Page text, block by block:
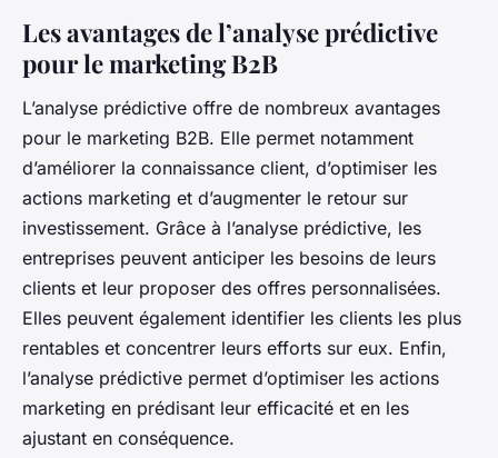
Les avantages de l’analyse prédictive
pour le marketing B2B
L’analyse prédictive offre de nombreux avantages
pour le marketing B2B. Elle permet notamment
d’améliorer la connaissance client, d’optimiser les
actions marketing et d’augmenter le retour sur
investissement. Grâce à l’analyse prédictive, les
entreprises peuvent anticiper les besoins de leurs
clients et leur proposer des offres personnalisées.
Elles peuvent également identifier les clients les plus
rentables et concentrer leurs efforts sur eux. Enfin,
l’analyse prédictive permet d’optimiser les actions
marketing en prédisant leur efficacité et en les
ajustant en conséquence.